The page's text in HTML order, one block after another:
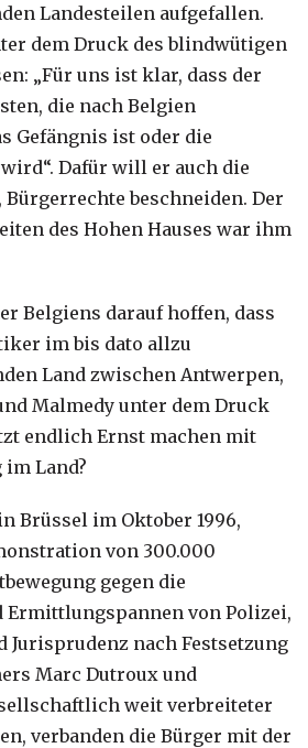
Landesteilen aufgefallen.
dem Druck des blindwütigen
„Für uns ist klar, dass der
die nach Belgien
Gefängnis ist oder die
Dafür will er auch die
Bürgerrechte beschneiden. Der
des Hohen Hauses war ihm
Belgiens darauf hoffen, dass
im bis dato allzu
Land zwischen Antwerpen,
Malmedy unter dem Druck
endlich Ernst machen mit
im Land?
Brüssel im Oktober 1996,
von 300.000
gegen die
Ermittlungspannen von Polizei,
Jurisprudenz nach Festsetzung
Marc Dutroux und
weit verbreiteter
verbanden die Bürger mit der